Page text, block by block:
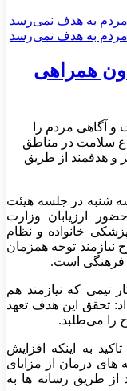
همراهی
آگاهی مردم را
سلامت در مناطق
و هدفمند از طریق
شنبه در جلسه هیئت
ارزیابان وزارت
خانواده و نظام
نیازمند توجه همزمان
و فرهنگی است.
تیمی که نیازمند هم
تحقق این هدف تعهد
را می‌طلبد.
به اینکه افزایش
های درمان از مزایای
از طریق رسانه ها به